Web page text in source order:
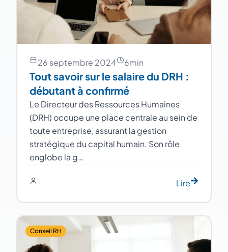
26 septembre 2024 6min
Tout savoir sur le salaire du DRH :
débutant à confirmé
Le Directeur des Ressources Humaines
(DRH) occupe une place centrale au sein de
toute entreprise, assurant la gestion
stratégique du capital humain. Son rôle
englobe la g…
Lire
Conseil RH